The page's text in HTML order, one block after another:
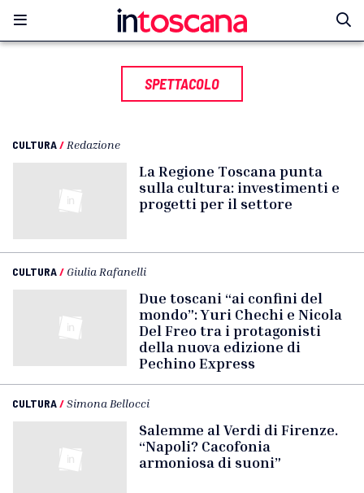
SPETTACOLO
CULTURA/ Redazione
La Regione Toscana punta
sulla cultura: investimenti e
progetti per il settore
CULTURA/ Giulia Rafanelli
Due toscani “ai confini del
mondo”: Yuri Chechi e Nicola
Del Freo tra i protagonisti
della nuova edizione di
Pechino Express
CULTURA/Simona Bellocci
Salemme al Verdi di Firenze.
“Napoli? Cacofonia
armoniosa di suoni”